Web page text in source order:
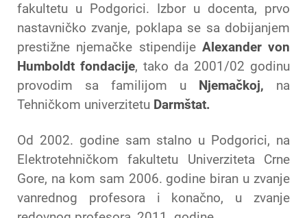
fakultetu u Podgorici. Izbor u docenta, prvo
nastavničko zvanje, poklapa se sa dobijanjem
prestižne njemačke stipendije Alexander von
Humboldt fondacije, tako da 2001/02 godinu
provodim sa familijom u Njemačkoj, na
Tehničkom univerzitetu Darmštat.
Od 2002. godine sam stalno u Podgorici, na
Elektrotehničkom fakultetu Univerziteta Crne
Gore, na kom sam 2006. godine biran u zvanje
vanrednog profesora i konačno, u zvanje